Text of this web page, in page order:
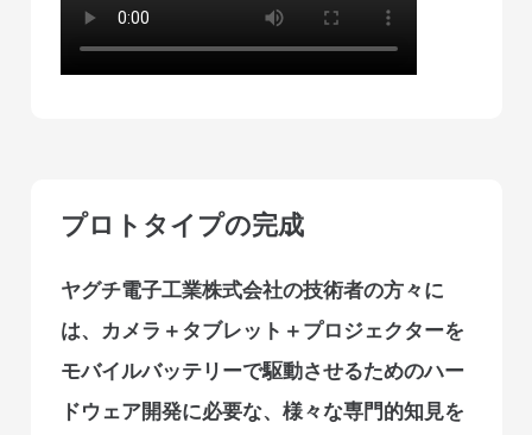
プロトタイプの完成
ヤグチ電子工業株式会社の技術者の方々に
は、カメラ＋タブレット＋プロジェクターを
モバイルバッテリーで駆動させるためのハー
ドウェア開発に必要な、様々な専門的知見を